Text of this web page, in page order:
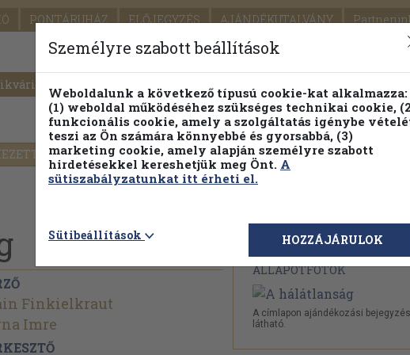
PONTÁRUHÁZ ELŐJEGYZÉS AJÁNDÉKUTALVÁNY
SEGÍTSÉG
PILLANATNYI ÁRAINK FENNTARTHATÓ
Részletes kereső Témaköri fa
Finkielkraut
Imre
Megvásárolható
ÁLLAPOTFOTÓK
A címlapon ajándékozási bejegyzés
látható.
Személyre szabott beállítások
Weboldalunk a következő típusú cookie-kat alkalmazza:
(1) weboldal működéséhez szükséges technikai cookie,
funkcionális cookie, amely a szolgáltatás igénybe
teszi az Ön számára könnyebbé és gyorsabbá, (3)
marketing cookie, amely alapján személyre szabott
hirdetésekkel kereshetjük meg Önt. A
sütiszabályzatunkat itt érheti el.
Sütibeállítások HOZZÁJÁRULOK